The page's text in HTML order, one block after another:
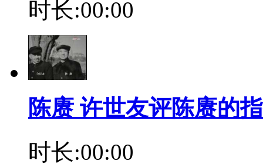
时长:00:00
陈赓 许世友评陈赓的
时长:00:00